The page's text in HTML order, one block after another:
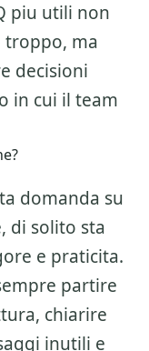
piu utili non
troppo, ma
decisioni
in cui il team
domanda su
, di solito sta
e praticita.
partire
chiarire
inutili e